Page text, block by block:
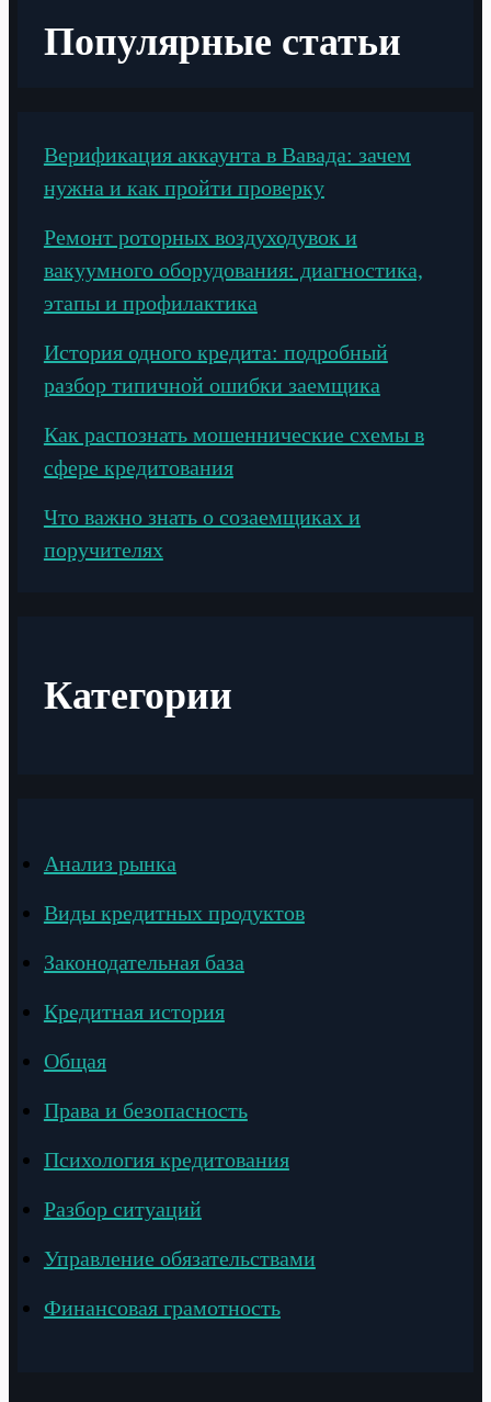
Популярные статьи
Верификация аккаунта в Вавада: зачем
нужна и как пройти проверку
Ремонт роторных воздуходувок и
вакуумного оборудования: диагностика,
этапы и профилактика
История одного кредита: подробный
разбор типичной ошибки заемщика
Как распознать мошеннические схемы в
сфере кредитования
Что важно знать о созаемщиках и
поручителях
Категории
Анализ рынка
Виды кредитных продуктов
Законодательная база
Кредитная история
Общая
Права и безопасность
Психология кредитования
Разбор ситуаций
Управление обязательствами
Финансовая грамотность